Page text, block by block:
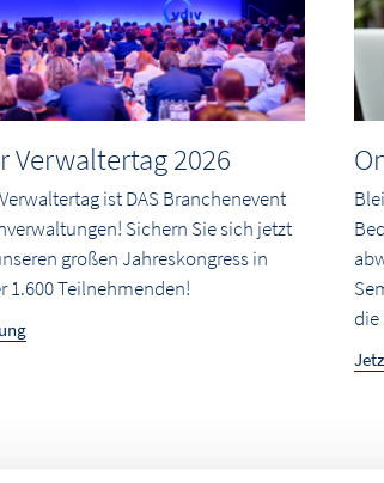
Verwaltertag 2026
ist DAS Branchenevent
Sichern Sie sich jetzt
großen Jahreskongress in
1.600 Teilnehmenden!
die